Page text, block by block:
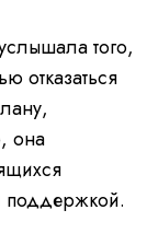
того,
отказаться
она
поддержкой.